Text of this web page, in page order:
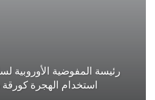
رئيسة المفوضية الأوروبية
استخدام الهجرة